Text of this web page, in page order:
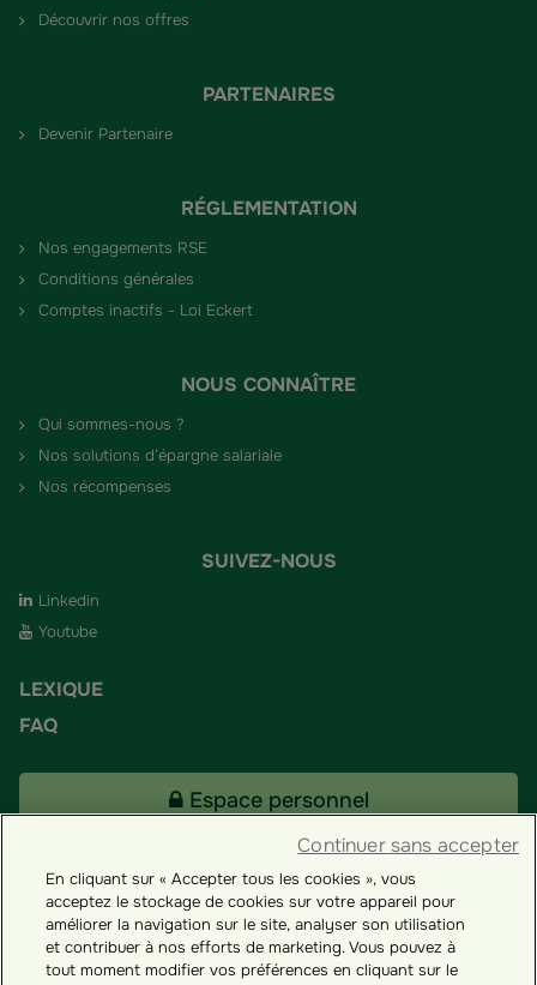
Découvrir nos offres
PARTENAIRES
Devenir Partenaire
RÉGLEMENTATION
Nos engagements RSE
Conditions générales
Comptes inactifs - Loi Eckert
NOUS CONNAÎTRE
Qui sommes-nous ?
Nos solutions d’épargne salariale
Nos récompenses
SUIVEZ-NOUS
Linkedin
Youtube
LEXIQUE
FAQ
Espace personnel
Tous nos fonds
Contact
En cliquant sur « Accepter tous les cookies », vous
acceptez le stockage de cookies sur votre appareil pour
améliorer la navigation sur le site, analyser son utilisation
et contribuer à nos efforts de marketing. Vous pouvez à
tout moment modifier vos préférences en cliquant sur le
Continuer sans accepter